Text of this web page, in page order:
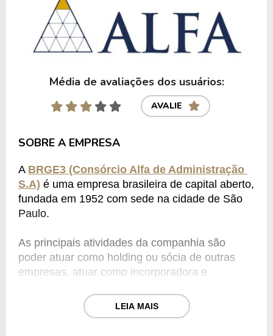
Média de avaliações dos usuários:
AVALIE
SOBRE A EMPRESA
A BRGE3 (Consórcio Alfa de Administração
S.A) é uma empresa brasileira de capital aberto,
fundada em 1952 com sede na cidade de São
Paulo.
As principais atividades da companhia são
poder atuar como holding ou sócia de outras
empresas, atuar como incorporadora e
LEIA MAIS